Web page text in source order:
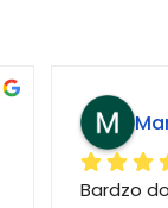
Bardzo